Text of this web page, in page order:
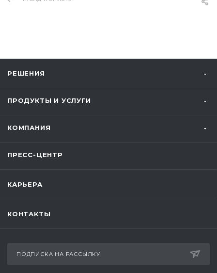
РЕШЕНИЯ
ПРОДУКТЫ И УСЛУГИ
КОМПАНИЯ
ПРЕСС-ЦЕНТР
КАРЬЕРА
КОНТАКТЫ
ПОДПИСКА НА РАССЫЛКУ